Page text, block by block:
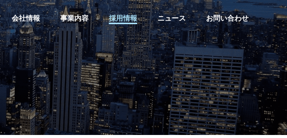
会社情報 事業内容 採用情報 ニュース お問い合わせ